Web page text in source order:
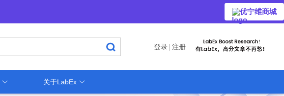
优宁维商城
登录 注册
关于LabEx